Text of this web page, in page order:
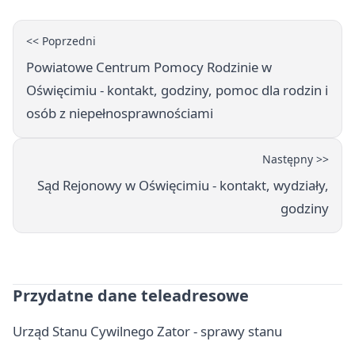
<< Poprzedni
Powiatowe Centrum Pomocy Rodzinie w
Oświęcimiu - kontakt, godziny, pomoc dla rodzin i
osób z niepełnosprawnościami
Następny >>
Sąd Rejonowy w Oświęcimiu - kontakt, wydziały,
godziny
Przydatne dane teleadresowe
Urząd Stanu Cywilnego Zator - sprawy stanu